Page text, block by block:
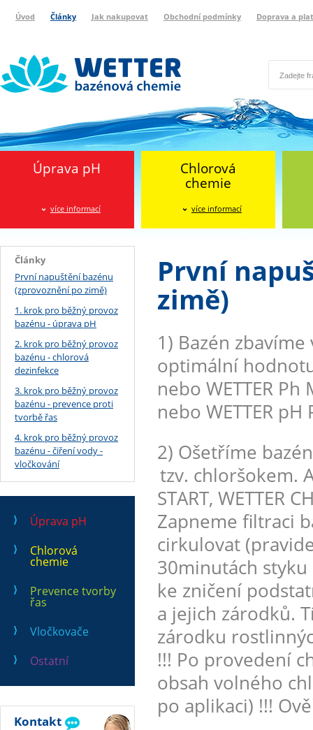
Úvod Články Jak nakupovat Obchodní podmínky Doprava a
Úprava pH
více informací
Chlorová
chemie
více informací
Články
První napuštění bazénu
(zprovoznění po zimě)
1. krok pro běžný provoz
bazénu - úprava pH
2. krok pro běžný provoz
bazénu - chlorová
dezinfekce
3. krok pro běžný provoz
bazénu - prevence proti
tvorbě řas
4. krok pro běžný provoz
bazénu - čiření vody -
vločkování
Úprava pH
Chlorová
chemie
Prevence tvorby
řas
Vločkovače
Ostatní
Kontakt
První
zimě)
1) Bazén
optimální hodnotu
nebo WETTER Ph
nebo WETTER
2) Ošetříme
tzv. chloršokem.
START, WETTER
Zapneme filtraci
cirkulovat
30minutách
ke zničení
a jejich zárodků.
zárodku
!!! Po provedení
obsah volného
po aplikaci) !!!